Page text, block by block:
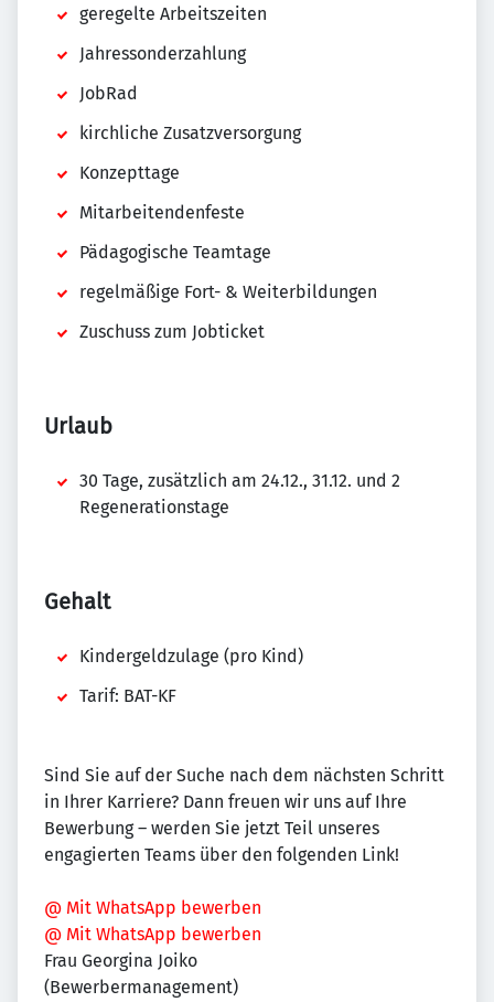
geregelte Arbeitszeiten
Jahressonderzahlung
JobRad
kirchliche Zusatzversorgung
Konzepttage
Mitarbeitendenfeste
Pädagogische Teamtage
regelmäßige Fort- & Weiterbildungen
Zuschuss zum Jobticket
Urlaub
30 Tage, zusätzlich am 24.12., 31.12. und 2
Regenerationstage
Gehalt
Kindergeldzulage (pro Kind)
Tarif: BAT-KF
Sind Sie auf der Suche nach dem nächsten Schritt
in Ihrer Karriere? Dann freuen wir uns auf Ihre
Bewerbung – werden Sie jetzt Teil unseres
engagierten Teams über den folgenden Link!
@ Mit WhatsApp bewerben
@ Mit WhatsApp bewerben
Frau Georgina Joiko
(Bewerbermanagement)